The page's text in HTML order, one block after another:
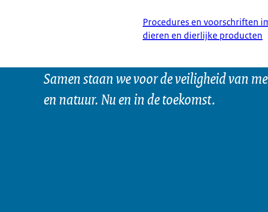
Procedures en voorschriften
dieren en dierlijke producten
Samen staan we voor de veiligheid van
en natuur. Nu en in de toekomst.